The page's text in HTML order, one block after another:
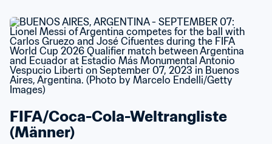
FIFA/Coca-Cola-Weltrangliste
(Männer)